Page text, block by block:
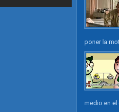
poner la
medio en el